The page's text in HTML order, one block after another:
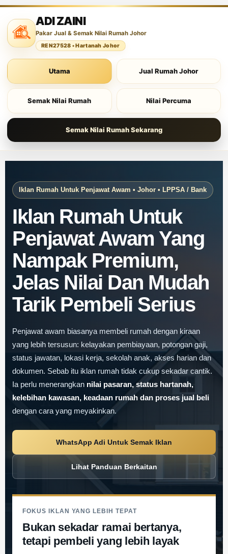
ADI ZAINI
Pakar Jual & Semak Nilai Rumah Johor
REN27528 • Hartanah Johor
Utama Jual Rumah Johor
Semak Nilai Rumah Nilai Percuma
Semak Nilai Rumah Sekarang
Iklan Rumah Untuk Penjawat Awam • Johor • LPPSA / Bank
Iklan Rumah Untuk
Penjawat Awam Yang
Nampak Premium,
Jelas Nilai Dan Mudah
Tarik Pembeli Serius
Penjawat awam biasanya membeli rumah dengan kiraan
yang lebih tersusun: kelayakan pembiayaan, potongan gaji,
status jawatan, lokasi kerja, sekolah anak, akses harian dan
dokumen. Sebab itu iklan rumah tidak cukup sekadar cantik.
Ia perlu menerangkan nilai pasaran, status hartanah,
kelebihan kawasan, keadaan rumah dan proses jual beli
dengan cara yang meyakinkan.
WhatsApp Adi Untuk Semak Iklan
Lihat Panduan Berkaitan
FOKUS IKLAN YANG LEBIH TEPAT
Bukan sekadar ramai bertanya,
tetapi pembeli yang lebih layak